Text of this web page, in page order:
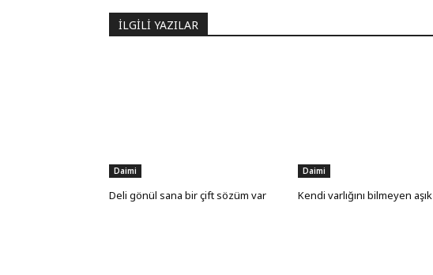
İLGİLİ YAZILAR
Daimi
Deli gönül sana bir çift sözüm var
Daimi
Kendi varlığını bilmeyen aşık